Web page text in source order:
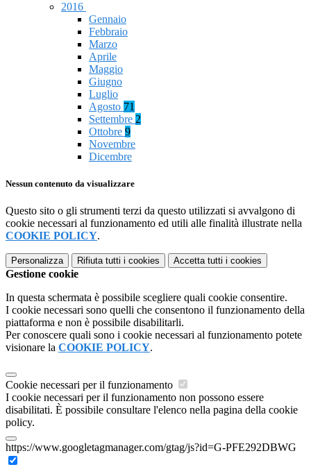
2016
Gennaio
Febbraio
Marzo
Aprile
Maggio
Giugno
Luglio
Agosto 71
Settembre 2
Ottobre 9
Novembre
Dicembre
Nessun contenuto da visualizzare
Questo sito o gli strumenti terzi da questo utilizzati si avvalgono di
cookie necessari al funzionamento ed utili alle finalità illustrate nella
COOKIE POLICY.
Personalizza Rifiuta tutti i cookies Accetta tutti i cookies
Gestione cookie
In questa schermata è possibile scegliere quali cookie consentire.
I cookie necessari sono quelli che consentono il funzionamento della
piattaforma e non è possibile disabilitarli.
Per conoscere quali sono i cookie necessari al funzionamento potete
visionare la COOKIE POLICY.
Cookie necessari per il funzionamento
I cookie necessari per il funzionamento non possono essere
disabilitati. È possibile consultare l'elenco nella pagina della cookie
policy.
https://www.googletagmanager.com/gtag/js?id=G-PFE292DBWG